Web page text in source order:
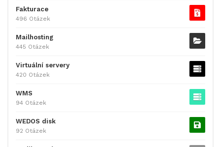
Fakturace
496 Otázek
Mailhosting
445 Otázek
Virtuální servery
420 Otázek
WMS
94 Otázek
WEDOS disk
92 Otázek